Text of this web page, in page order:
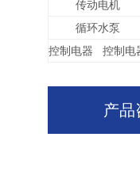
传动电机
循环水泵
控制电器 控制电
产品